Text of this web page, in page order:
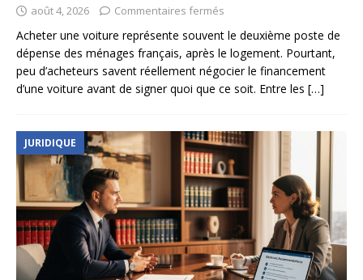
août 4, 2026 Commentaires fermés
Acheter une voiture représente souvent le deuxième poste de
dépense des ménages français, après le logement. Pourtant,
peu d’acheteurs savent réellement négocier le financement
d’une voiture avant de signer quoi que ce soit. Entre les […]
JURIDIQUE